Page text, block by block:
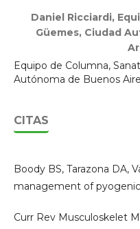
Daniel Ricciardi,
Güemes, Ciudad
Equipo de Columna,
Autónoma de Buenos
CITAS
Boody BS, Tarazona DA,
management of
Curr Rev Musculoskelet